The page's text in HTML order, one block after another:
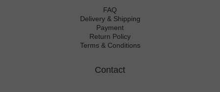
FAQ
Delivery & Shipping
Payment
Return Policy
Terms & Conditions
Contact